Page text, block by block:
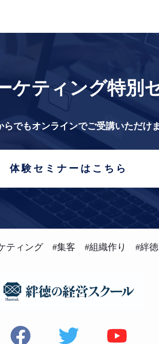
ケティング特別
らでもオンラインでご受講いただけま
体験セミナーはこちら
ティング #集客 #組織作り #絆